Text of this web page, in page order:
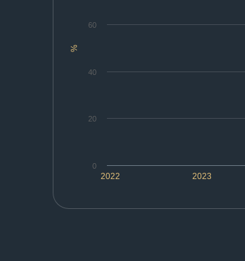
%
2022 2023
0
20
40
60